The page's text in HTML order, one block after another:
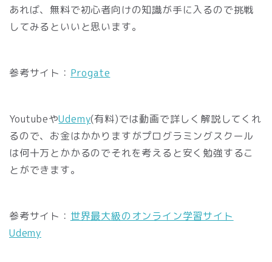
あれば、無料で初心者向けの知識が手に入るので挑戦
してみるといいと思います。
参考サイト： Progate
YoutubeやUdemy(有料)では動画で詳しく解説してくれ
るので、お金はかかりますがプログラミングスクール
は何十万とかかるのでそれを考えると安く勉強するこ
とができます。
参考サイト： 世界最大級のオンライン学習サイト
Udemy